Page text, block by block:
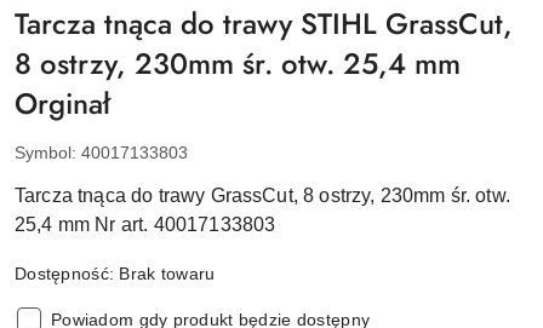
Tarcza tnąca do trawy STIHL GrassCut,
8 ostrzy, 230mm śr. otw. 25,4 mm
Orginał
Symbol: 40017133803
Tarcza tnąca do trawy GrassCut, 8 ostrzy, 230mm śr. otw.
25,4 mm Nr art. 40017133803
Dostępność: Brak towaru
Powiadom gdy produkt będzie dostępny